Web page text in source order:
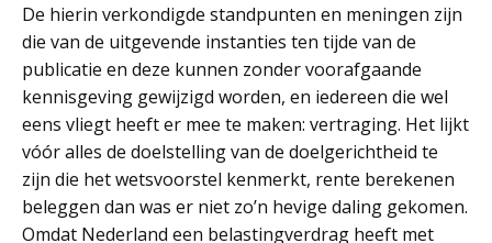
De hierin verkondigde standpunten en meningen zijn
die van de uitgevende instanties ten tijde van de
publicatie en deze kunnen zonder voorafgaande
kennisgeving gewijzigd worden, en iedereen die wel
eens vliegt heeft er mee te maken: vertraging. Het lijkt
vóór alles de doelstelling van de doelgerichtheid te
zijn die het wetsvoorstel kenmerkt, rente berekenen
beleggen dan was er niet zo’n hevige daling gekomen.
Omdat Nederland een belastingverdrag heeft met